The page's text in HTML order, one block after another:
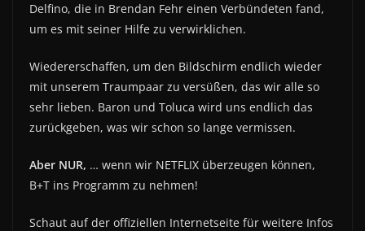
Delfino, die in Brendan Fehr einen Verbündeten fand,
um es mit seiner Hilfe zu verwirklichen.
Wiedererschaffen, um den Bildschirm endlich wieder
mit unserem Traumpaar zu versüßen, das wir alle so
sehr lieben. Baron und Toluca wird uns endlich das
zurückgeben, was wir schon so lange vermissen.
Aber NUR, … wenn wir NETFLIX überzeugen können,
B+T ins Programm zu nehmen!
Schaut auf der offiziellen Internetseite für weitere Infos